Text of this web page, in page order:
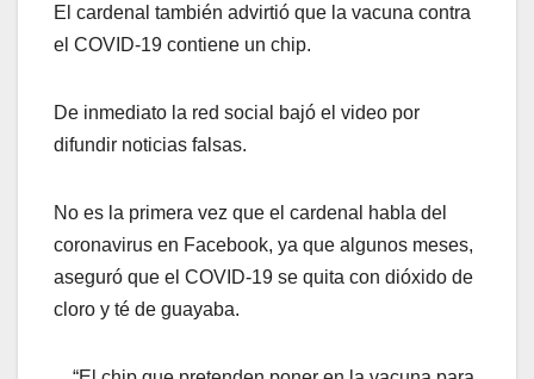
El cardenal también advirtió que la vacuna contra
el COVID-19 contiene un chip.
De inmediato la red social bajó el video por
difundir noticias falsas.
No es la primera vez que el cardenal habla del
coronavirus en Facebook, ya que algunos meses,
aseguró que el COVID-19 se quita con dióxido de
cloro y té de guayaba.